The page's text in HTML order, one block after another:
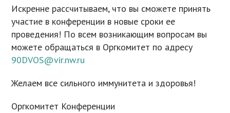
Искренне рассчитываем, что вы сможете принять
участие в конференции в новые сроки ее
проведения! По всем возникающим вопросам вы
можете обращаться в Оргкомитет по адресу
90DVOS@vir.nw.ru
Желаем все сильного иммунитета и здоровья!
Оргкомитет Конференции